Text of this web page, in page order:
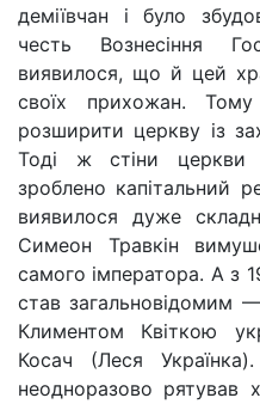
деміївчан і було
честь Вознесіння
виявилося, що й цей
своїх прихожан.
розширити церкву із
Тоді ж стіни церкви
зроблено капітальний
виявилося дуже
Симеон Травкін
самого імператора. А з
став загальновідомим
Климентом Квіткою
Косач (Леся
неодноразово рятував